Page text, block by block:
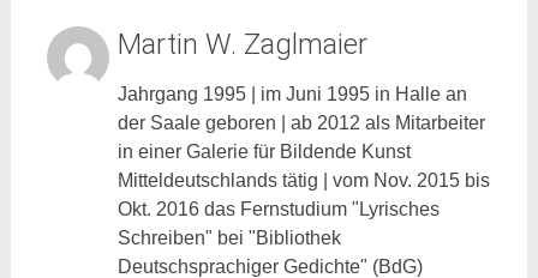
Martin W. Zaglmaier
Jahrgang 1995 | im Juni 1995 in Halle an
der Saale geboren | ab 2012 als Mitarbeiter
in einer Galerie für Bildende Kunst
Mitteldeutschlands tätig | vom Nov. 2015 bis
Okt. 2016 das Fernstudium "Lyrisches
Schreiben" bei "Bibliothek
Deutschsprachiger Gedichte" (BdG)